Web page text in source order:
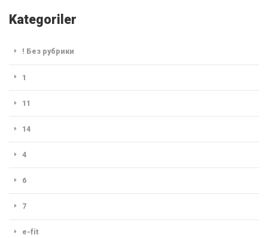
Kategoriler
! Без рубрики
1
11
14
4
6
7
e-fit